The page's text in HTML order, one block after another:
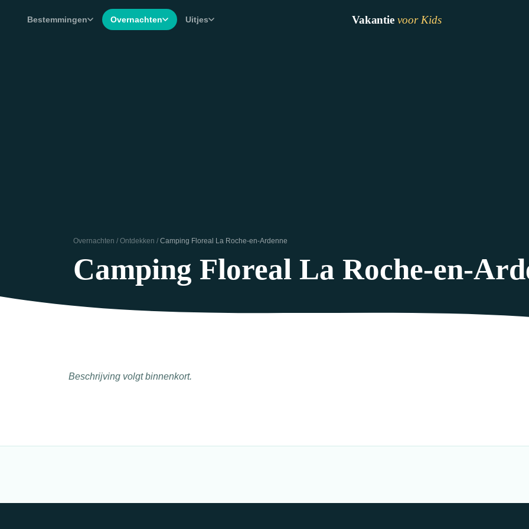
Bestemmingen Overnachten Uitjes Vakantievoor Kids
Overnachten / Ontdekken / Camping Floreal La Roche-en-Ardenne
Camping Floreal La Roche-en-
Beschrijving volgt binnenkort.